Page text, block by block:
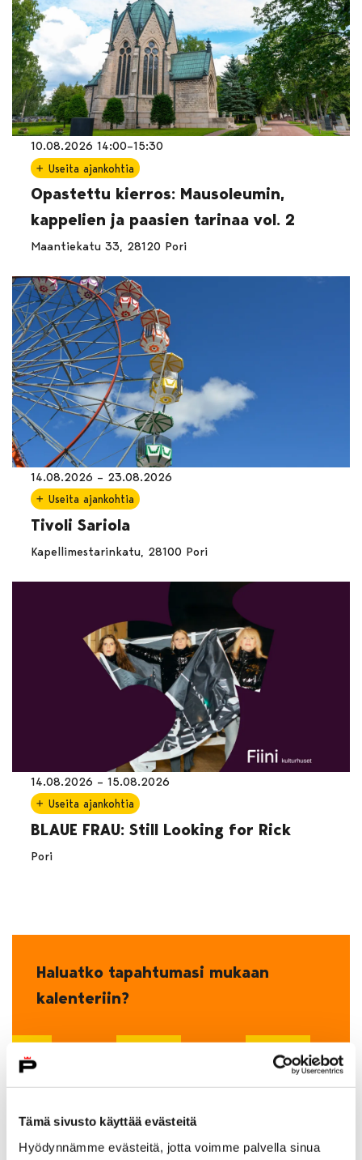
Tämä sivusto käyttää evästeitä
Hyödynnämme evästeitä, jotta voimme palvella sinua
10.08.2026 14:00–15:30
Useita ajankohtia
Opastettu kierros: Mausoleumin,
kappelien ja paasien tarinaa vol. 2
Maantiekatu 33, 28120 Pori
14.08.2026 – 23.08.2026
Useita ajankohtia
Tivoli Sariola
Kapellimestarinkatu, 28100 Pori
14.08.2026 – 15.08.2026
Useita ajankohtia
BLAUE FRAU: Still Looking for Rick
Pori
Haluatko tapahtumasi mukaan
kalenteriin?